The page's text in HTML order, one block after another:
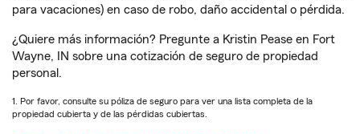
para vacaciones) en caso de robo, daño accidental o pérdida.
¿Quiere más información? Pregunte a Kristin Pease en Fort
Wayne, IN sobre una cotización de seguro de propiedad
personal.
1. Por favor, consulte su póliza de seguro para ver una lista completa de la
propiedad cubierta y de las pérdidas cubiertas.